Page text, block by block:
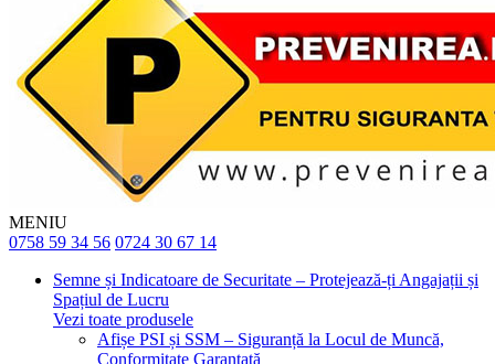
MENIU
0758 59 34 56 0724 30 67 14
Semne și Indicatoare de Securitate – Protejează-ți Angajații și
Spațiul de Lucru
Vezi toate produsele
Afișe PSI și SSM – Siguranță la Locul de Muncă,
Conformitate Garantată